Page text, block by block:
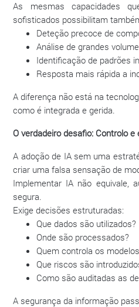
As mesmas capacidades
sofisticados possibilitam
Deteção precoce de
Análise de grandes
Identificação de padrões
Resposta mais rápida a
A diferença não está na
como é integrada e gerida.
O verdadeiro desafio: Controlo
A adoção de IA sem uma
criar uma falsa sensação de
Implementar IA não equivale,
segura.
Exige decisões estruturadas:
Que dados são utilizados?
Onde são processados?
Quem controla os
Que riscos são
Como são auditadas as
A segurança da informação